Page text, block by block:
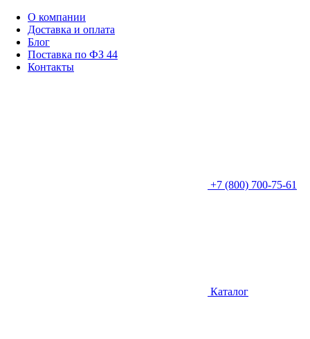
О компании
Доставка и оплата
Блог
Поставка по ФЗ 44
Контакты
+7 (800) 700-75-61
Каталог